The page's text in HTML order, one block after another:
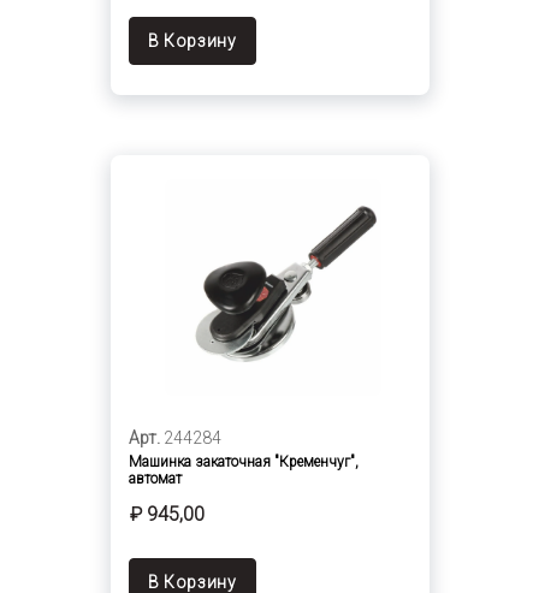
В Корзину
Арт. 244284
Машинка закаточная "Кременчуг",
автомат
₽ 945,00
В Корзину